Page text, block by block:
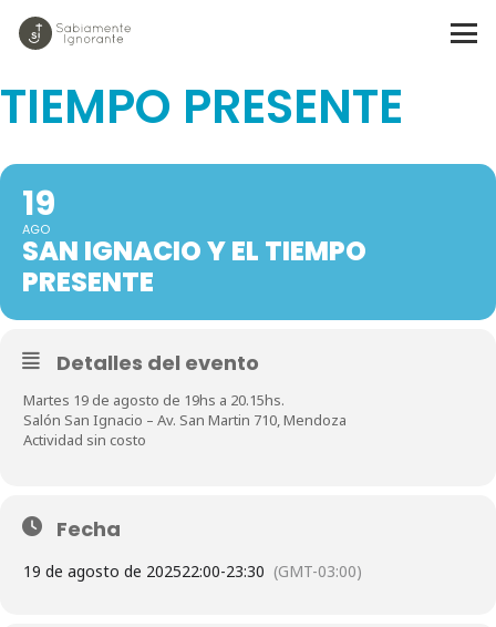
SAN IGNACIO Y EL
TIEMPO PRESENTE
19
AGO
SAN IGNACIO Y EL TIEMPO
PRESENTE
Detalles del evento
Martes 19 de agosto de 19hs a 20.15hs.
Salón San Ignacio – Av. San Martin 710, Mendoza
Actividad sin costo
Fecha
19 de agosto de 202522:00-23:30 (GMT-03:00)